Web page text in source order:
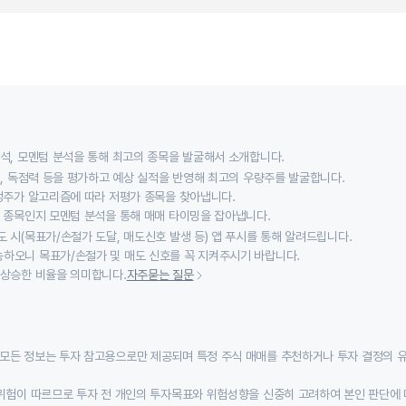
, 모멘텀 분석을 통해 최고의 종목을 발굴해서 소개합니다.
독점력 등을 평가하고 예상 실적을 반영해 최고의 우량주를 발굴합니다.
가 알고리즘에 따라 저평가 종목을 찾아냅니다.
목인지 모멘텀 분석을 통해 매매 타이밍을 잡아냅니다.
시(목표가/손절가 도달, 매도신호 발생 등) 앱 푸시를 통해 알려드립니다.
오니 목표가/손절가 및 매도 신호를 꼭 지켜주시기 바랍니다.
승한 비율을 의미합니다.자주묻는 질문
든 정보는 투자 참고용으로만 제공되며 특정 주식 매매를 추천하거나 투자 결정의
험이 따르므로 투자 전 개인의 투자목표와 위험성향을 신중히 고려하여 본인 판단에